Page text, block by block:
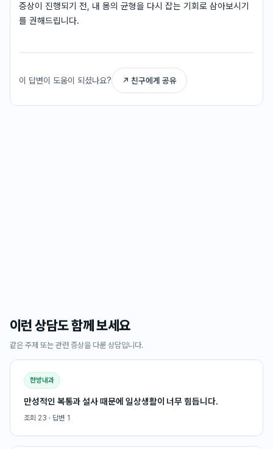
증상이 진행되기 전, 내 몸의 균형을 다시 잡는 기회로 삼아보시기
를 권해드립니다.
이 답변이 도움이 되셨나요? ↗ 친구에게 공유
이런 상담도 함께 보세요
같은 주제 또는 관련 증상을 다룬 상담입니다.
한방내과
만성적인 복통과 설사 때문에 일상생활이 너무 힘듭니다.
조회 23 · 답변 1